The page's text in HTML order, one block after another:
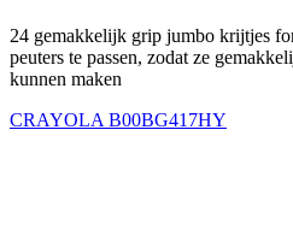
24 gemakkelijk grip jumbo krijtjes
peuters te passen, zodat ze
kunnen maken
CRAYOLA B00BG417HY